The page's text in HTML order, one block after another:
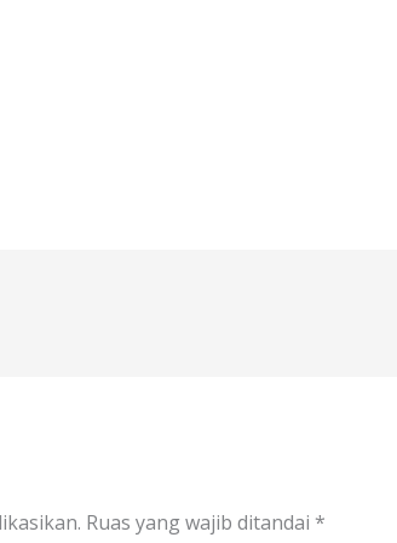
Ruas yang wajib ditandai *